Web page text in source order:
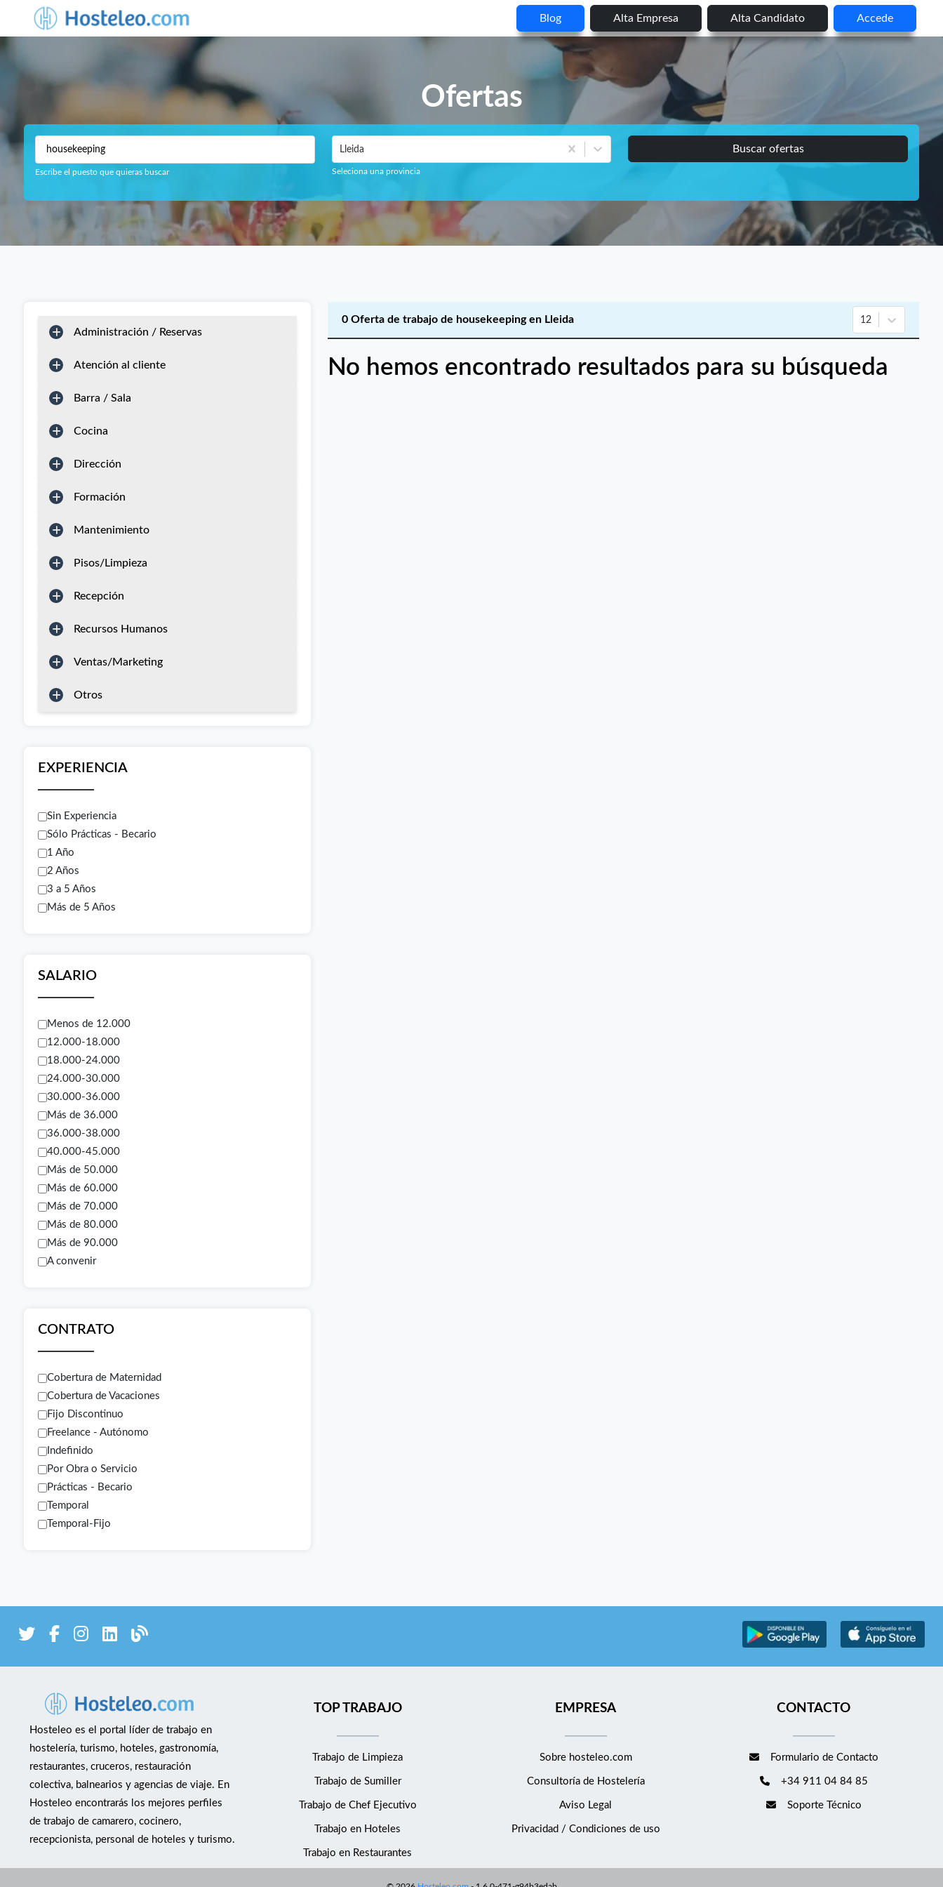
Blog Alta Empresa Alta Candidato Accede
Ofertas
Escribe el puesto que quieras buscar
Lleida
Seleciona una provincia
Buscar ofertas
Administración / Reservas
Atención al cliente
Barra / Sala
Cocina
Dirección
Formación
Mantenimiento
Pisos/Limpieza
Recepción
Recursos Humanos
Ventas/Marketing
Otros
EXPERIENCIA
Sin Experiencia
Sólo Prácticas - Becario
1 Año
2 Años
3 a 5 Años
Más de 5 Años
SALARIO
Menos de 12.000
12.000-18.000
18.000-24.000
24.000-30.000
30.000-36.000
Más de 36.000
36.000-38.000
40.000-45.000
Más de 50.000
Más de 60.000
Más de 70.000
Más de 80.000
Más de 90.000
A convenir
CONTRATO
Cobertura de Maternidad
Cobertura de Vacaciones
Fijo Discontinuo
Freelance - Autónomo
Indefinido
Por Obra o Servicio
Prácticas - Becario
Temporal
Temporal-Fijo
0 Oferta de trabajo de housekeeping en Lleida 12
No hemos encontrado resultados para su búsqueda
Hosteleo es el portal líder de trabajo en
hostelería, turismo, hoteles, gastronomía,
restaurantes, cruceros, restauración
colectiva, balnearios y agencias de viaje. En
Hosteleo encontrarás los mejores perfiles
de trabajo de camarero, cocinero,
recepcionista, personal de hoteles y turismo.
TOP TRABAJO
Trabajo de Limpieza
Trabajo de Sumiller
Trabajo de Chef Ejecutivo
Trabajo en Hoteles
Trabajo en Restaurantes
EMPRESA
Sobre hosteleo.com
Consultoría de Hostelería
Aviso Legal
Privacidad / Condiciones de uso
CONTACTO
Formulario de Contacto
+34 911 04 84 85
Soporte Técnico